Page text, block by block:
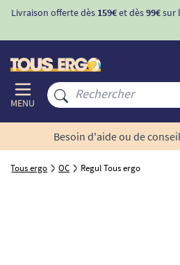
Livraison offerte dès 159€et dès99€sur
MENU
Besoin d'aide ou de
Tous ergo OC Regul Tous ergo